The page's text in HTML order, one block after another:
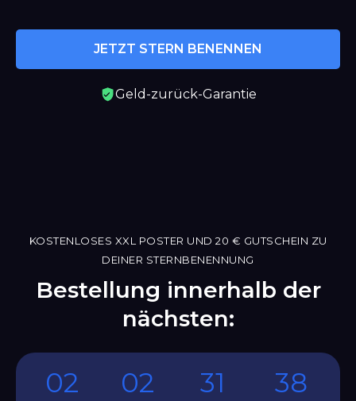
JETZT STERN BENENNEN
Geld-zurück-Garantie
KOSTENLOSES XXL POSTER UND 20 € GUTSCHEIN ZU
DEINER STERNBENENNUNG
Bestellung innerhalb der
nächsten:
02 02 31 35